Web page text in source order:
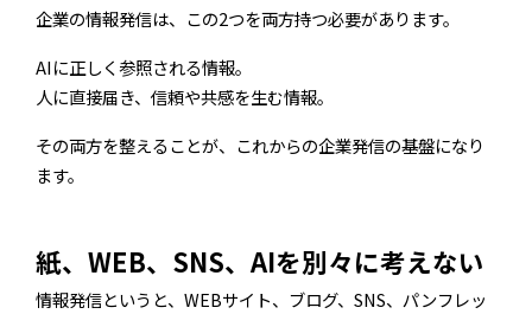
企業の情報発信は、この2つを両方持つ必要があります。
AIに正しく参照される情報。
人に直接届き、信頼や共感を生む情報。
その両方を整えることが、これからの企業発信の基盤になり
ます。
紙、WEB、SNS、AIを別々に考えない
情報発信というと、WEBサイト、ブログ、SNS、パンフレッ